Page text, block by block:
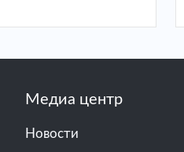
Медиа центр
Новости